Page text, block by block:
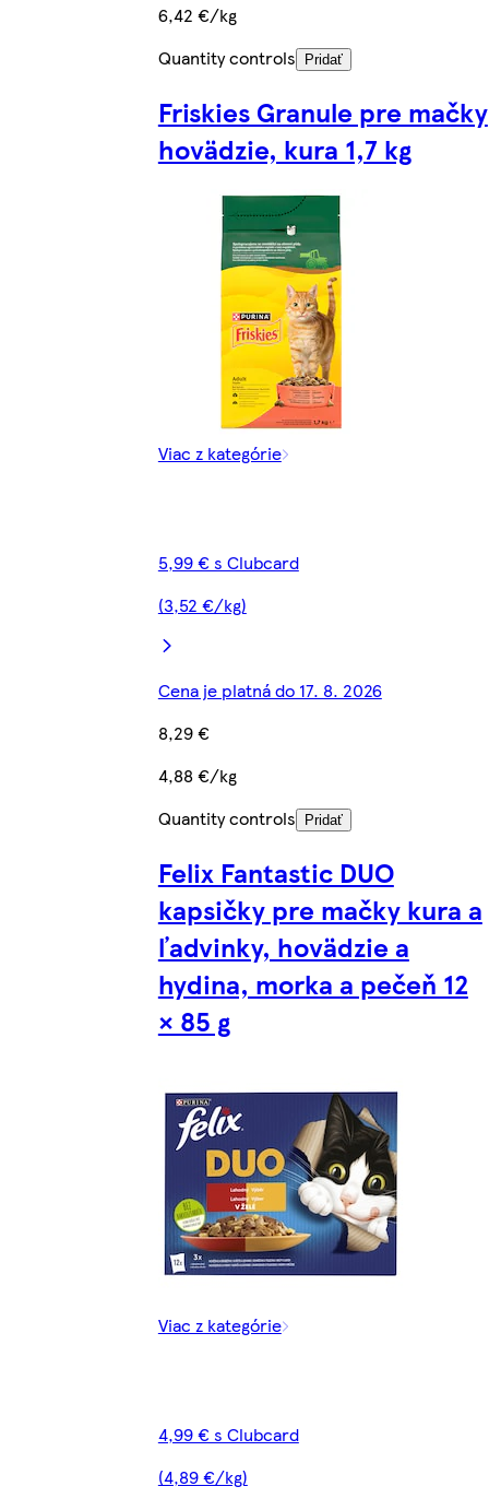
6,42 €/kg
Quantity controls
Pridať
Friskies Granule pre mačky
hovädzie, kura 1,7 kg
Viac z kategórie
5,99 € s Clubcard
(3,52 €/kg)
Cena je platná do 17. 8. 2026
8,29 €
4,88 €/kg
Quantity controls
Pridať
Felix Fantastic DUO
kapsičky pre mačky kura a
ľadvinky, hovädzie a
hydina, morka a pečeň 12
× 85 g
Viac z kategórie
4,99 € s Clubcard
(4,89 €/kg)